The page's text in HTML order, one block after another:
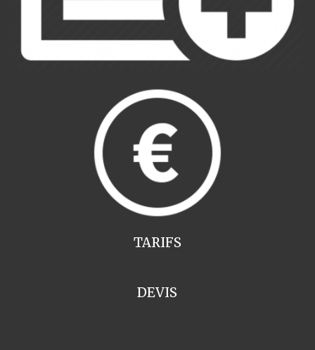
TARIFS
DEVIS